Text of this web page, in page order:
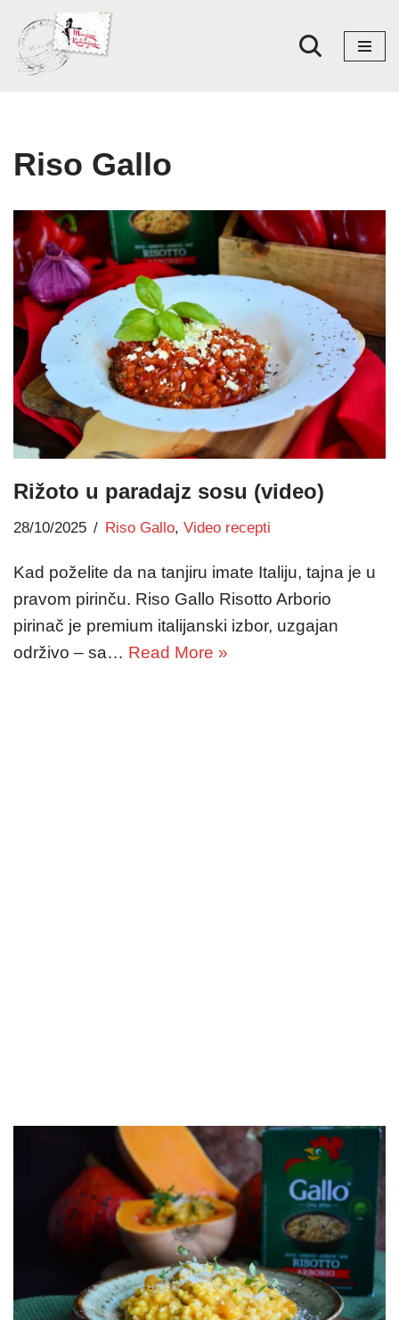
Skoči
na
Riso Gallo
Rižoto u paradajz sosu (video)
28/10/2025 Riso Gallo, Video recepti
Kad poželite da na tanjiru imate Italiju, tajna je u
pravom pirinču. Riso Gallo Risotto Arborio
pirinač je premium italijanski izbor, uzgajan
održivo – sa… Read More »